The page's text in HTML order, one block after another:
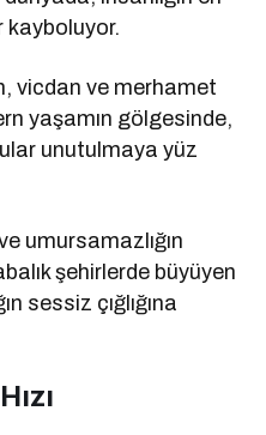
kayboluyor.
vicdan ve merhamet
yaşamın gölgesinde,
unutulmaya yüz
umursamazlığın
şehirlerde büyüyen
sessiz çığlığına